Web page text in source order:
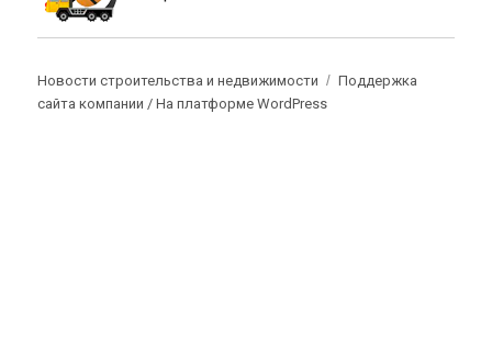
Новости строительства и недвижимости
Поддержка
сайта компании /На платформе WordPress